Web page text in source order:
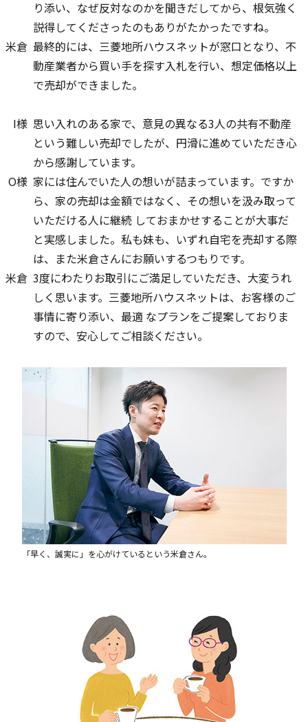
り添い、なぜ反対なのかを聞きだしてから、根気強く
説得してくださったのもありがたかったですね。
米倉 最終的には、三菱地所ハウスネットが窓口となり、不
動産業者から買い手を探す入札を行い、想定価格以上
で売却ができました。
I様 思い入れのある家で、意見の異なる3人の共有不動産
という難しい売却でしたが、円滑に進めていただき心
から感謝しています。
O様 家には住んでいた人の想いが詰まっています。ですか
ら、家の売却は金額ではなく、その想いを汲み取って
いただける人に継続 しておまかせすることが大事だ
と実感しました。私も妹も、いずれ自宅を売却する際
は、また米倉さんにお願いするつもりです。
米倉 3度にわたりお取引にご満足していただき、大変うれ
しく思います。三菱地所ハウスネットは、お客様のご
事情に寄り添い、最適 なプランをご提案しておりま
すので、安心してご相談ください。
「早く、誠実に」を心がけているという米倉さん。